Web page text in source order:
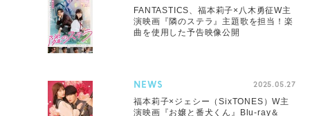
FANTASTICS、福本莉子×八木勇征W主
演映画『隣のステラ』主題歌を担当！楽
曲を使用した予告映像公開
NEWS 2025.05.27
福本莉子×ジェシー（SixTONES）W主
演映画『お嬢と番犬くん』Blu-ray＆